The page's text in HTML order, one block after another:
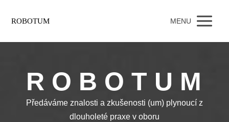
ROBOTUM MENU
R O B O T U M
Předáváme znalosti a zkušenosti (um) plynoucí z
dlouholeté praxe v oboru